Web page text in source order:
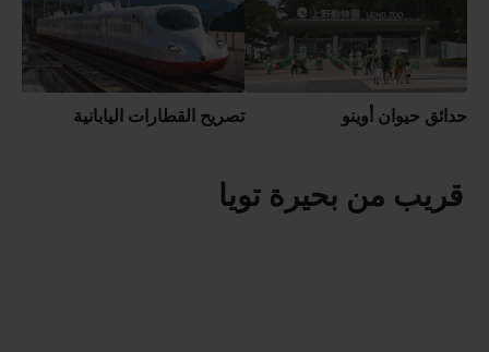
حدائق حيوان أوينو تصريح القطارات اليابانية
قريب من بحيرة تويا